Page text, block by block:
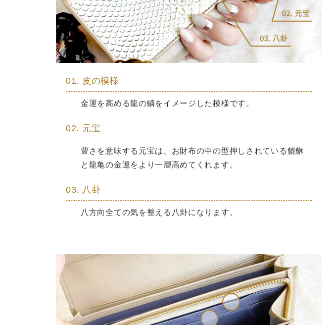
01. 皮の模様
金運を高める龍の鱗をイメージした模様です。
02. 元宝
豊さを意味する元宝は、お財布の中の型押しされている貔貅
と龍亀の金運をより一層高めてくれます。
03. 八卦
八方向全ての気を整える八卦になります。